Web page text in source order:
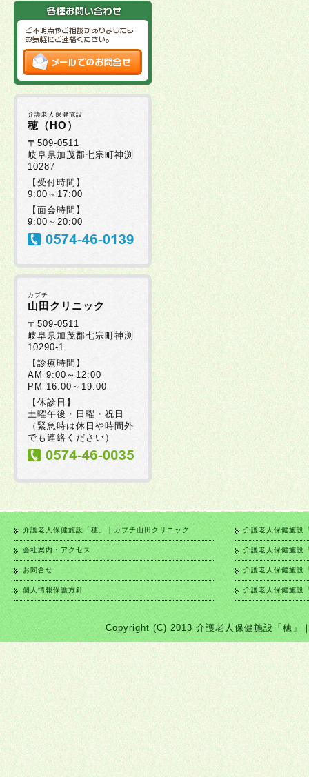
介護老人保健施設
穂（HO）
〒509-0511
岐阜県加茂郡七宗町神渕
10287
【受付時間】
9:00～17:00
【面会時間】
9:00～20:00
カブチ
山田クリニック
〒509-0511
岐阜県加茂郡七宗町神渕
10290-1
【診療時間】
AM 9:00～12:00
PM 16:00～19:00
【休診日】
土曜午後・日曜・祝日
（緊急時は休日や時間外
でも連絡ください）
介護老人保健施設「穂」｜カブチ山田クリニック
会社案内・アクセス
お問合せ
個人情報保護方針
介護老人保健施設
介護老人保健施設
介護老人保健施設
介護老人保健施設
Copyright (C) 2013 介護老人保健施設「穂